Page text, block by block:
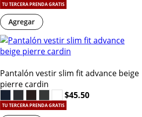
TU TERCERA PRENDA GRATIS
Agregar
Pantalón vestir slim fit advance beige
pierre cardin
$45.50
TU TERCERA PRENDA GRATIS